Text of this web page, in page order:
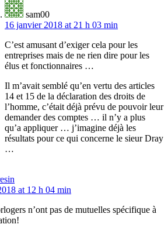
sam00
16 janvier 2018 at 21 h 03 min
C’est amusant d’exiger cela pour les
entreprises mais de ne rien dire pour les
élus et fonctionnaires …
Il m’avait semblé qu’en vertu des articles
14 et 15 de la déclaration des droits de
l’homme, c’était déjà prévu de pouvoir leur
demander des comptes … il n’y a plus
qu’a appliquer … j’imagine déjà les
résultats pour ce qui concerne le sieur Dray
…
at 12 h 04 min
n’ont pas de mutuelles spécifique à